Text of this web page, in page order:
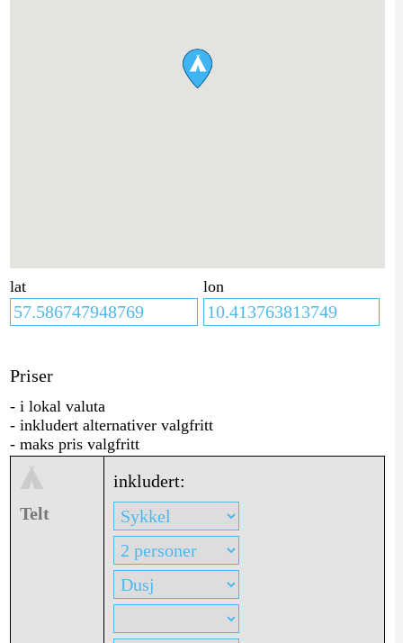
lat lon
Priser
- i lokal valuta
- inkludert alternativer valgfritt
- maks pris valgfritt
Telt
inkludert: